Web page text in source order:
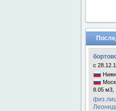
с
8.05 м3,